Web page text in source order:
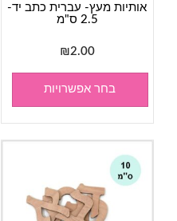
אותיות מעץ- עברית כתב יד-
2.5 ס"מ
₪2.00
בחר אפשרויות